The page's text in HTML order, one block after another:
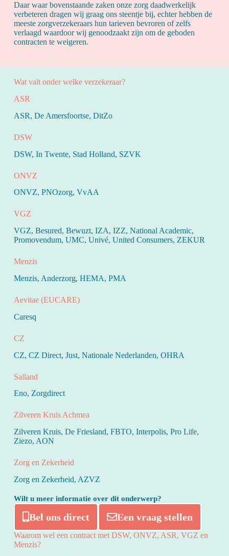
Daar waar bovenstaande zaken onze zorg daadwerkelijk
verbeteren dragen wij graag ons steentje bij, echter hebben de
meeste zorgverzekeraars hun tarieven bevroren of zelfs
verlaagd waardoor wij genoodzaakt zijn om de geboden
contracten te weigeren.
Waarom wel een contract met DSW, ONVZ, ASR, VGZ en
Menzis?
Wat valt onder welke verzekeraar?
ASR
ASR, De Amersfoortse, DitZo
DSW
DSW, In Twente, Stad Holland, SZVK
ONVZ
ONVZ, PNOzorg, VvAA
VGZ
VGZ, Besured, Bewuzt, IZA, IZZ, National Academic,
Promovendum, UMC, Univé, United Consumers, ZEKUR
Menzis
Menzis, Anderzorg, HEMA, PMA
Aevitae (EUCARE)
Caresq
CZ
CZ, CZ Direct, Just, Nationale Nederlanden, OHRA
Salland
Eno, Zorgdirect
Zilveren Kruis Achmea
Zilveren Kruis, De Friesland, FBTO, Interpolis, Pro Life,
Ziezo, AON
Zorg en Zekerheid
Zorg en Zekerheid, AZVZ
Wilt u meer informatie over dit onderwerp?
Bel ons direct Een vraag stellen